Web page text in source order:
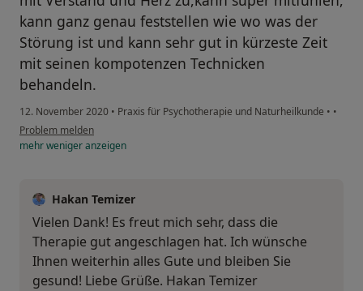
kann ganz genau feststellen wie wo was der
Störung ist und kann sehr gut in kürzeste Zeit
mit seinen kompotenzen Technicken
behandeln.
12. November 2020 • Praxis für Psychotherapie und Naturheilkunde • •
Problem melden
mehrwenigeranzeigen
Hakan Temizer
Vielen Dank! Es freut mich sehr, dass die
Therapie gut angeschlagen hat. Ich wünsche
Ihnen weiterhin alles Gute und bleiben Sie
gesund! Liebe Grüße. Hakan Temizer